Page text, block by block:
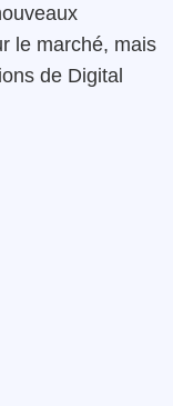
le marché, mais
de Digital